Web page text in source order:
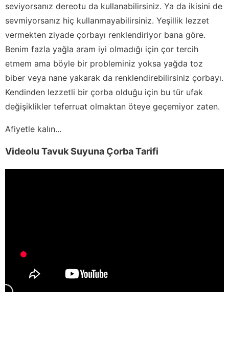
seviyorsanız dereotu da kullanabilirsiniz. Ya da ikisini de
sevmiyorsanız hiç kullanmayabilirsiniz. Yeşillik lezzet
vermekten ziyade çorbayı renklendiriyor bana göre.
Benim fazla yağla aram iyi olmadığı için çor tercih
etmem ama böyle bir probleminiz yoksa yağda toz
biber veya nane yakarak da renklendirebilirsiniz çorbayı.
Kendinden lezzetli bir çorba olduğu için bu tür ufak
değişiklikler teferruat olmaktan öteye geçemiyor zaten.
Afiyetle kalın...
Videolu Tavuk Suyuna Çorba Tarifi